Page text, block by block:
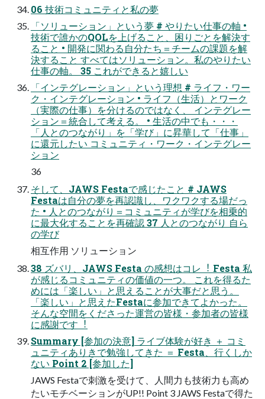
06 技術コミュニティと私の夢
「ソリューション」という夢 # やりたい仕事の軸 •
技術で誰かのQOLを上げること、困りごとを解決す
ること • 開発に関わる⾃分たち＝チームの課題を解
決すること すべてはソリューション。私のやりたい
仕事の軸。 35 これができると嬉しい
「インテグレーション」という理想 # ライフ・ワー
ク・インテグレーション • ライフ（⽣活）とワーク
（実際の仕事）を分けるのではなく、 インテグレー
ション＝統合して考える。 • ⽣活の中でも・・・
「⼈とのつながり」を「学び」に昇華して「仕事」
に還元したい コミュニティ・ワーク・インテグレー
ション
36
そして、JAWS Festaで感じたこと # JAWS
Festaは⾃分の夢を再認識し、ワクワクする場だっ
た • ⼈とのつながり＝コミュニティが学びを相乗的
に最⼤化することを再確認 37 ⼈とのつながり ⾃ら
の学び
相互作⽤ ソリューション
38 ズバリ、JAWS Festa の感想はコレ︕ Festa 私
が感じるコミュニティの価値の⼀つ。 これを得るた
めには「楽しい」と思えることが⼤事だと思う。
「楽しい」と思えたFestaに参加できてよかった。
そんな空間をくださった運営の皆様・参加者の皆様
に感謝です︕
Summary [参加の決意] ライブ体験が好き ＋ コミ
ュニティありきで勉強してきた ＝ Festa、⾏くしか
ない Point 2 [参加した]
JAWS Festaで刺激を受けて、⼈間⼒も技術⼒も⾼め
たいモチベーションがUP!! Point 3 JAWS Festaで得た